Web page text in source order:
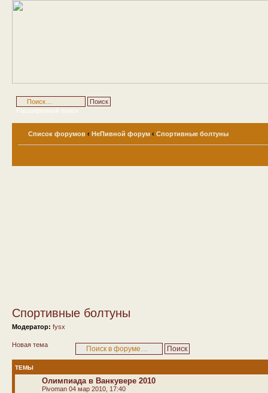
Расширенный поиск
Список форумов ‹ НеПивной форум ‹ Спортивные болтуны
Спортивные болтуны
Модератор: fysx
Новая тема
ТЕМЫ
Олимпиада в Ванкувере 2010
Pivoman 04 мар 2010, 17:40